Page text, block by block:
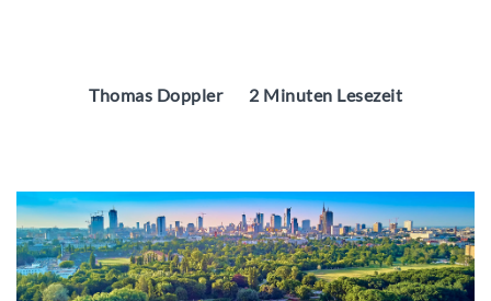
Thomas Doppler 2 Minuten Lesezeit